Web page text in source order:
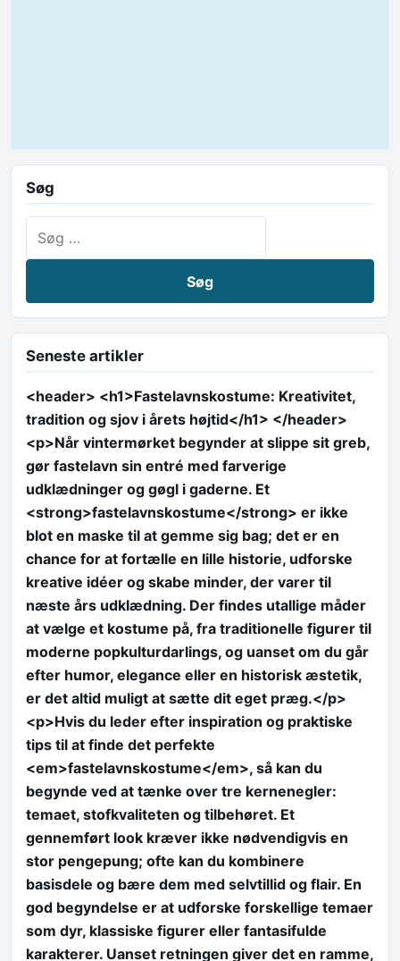
Søg
Seneste artikler
<header> <h1>Fastelavnskostume: Kreativitet,
tradition og sjov i årets højtid</h1> </header>
<p>Når vintermørket begynder at slippe sit greb,
gør fastelavn sin entré med farverige
udklædninger og gøgl i gaderne. Et
<strong>fastelavnskostume</strong> er ikke
blot en maske til at gemme sig bag; det er en
chance for at fortælle en lille historie, udforske
kreative idéer og skabe minder, der varer til
næste års udklædning. Der findes utallige måder
at vælge et kostume på, fra traditionelle figurer til
moderne popkulturdarlings, og uanset om du går
efter humor, elegance eller en historisk æstetik,
er det altid muligt at sætte dit eget præg.</p>
<p>Hvis du leder efter inspiration og praktiske
tips til at finde det perfekte
<em>fastelavnskostume</em>, så kan du
begynde ved at tænke over tre kernenegler:
temaet, stofkvaliteten og tilbehøret. Et
gennemført look kræver ikke nødvendigvis en
stor pengepung; ofte kan du kombinere
basisdele og bære dem med selvtillid og flair. En
god begyndelse er at udforske forskellige temaer
som dyr, klassiske figurer eller fantasifulde
karakterer. Uanset retningen giver det en ramme,